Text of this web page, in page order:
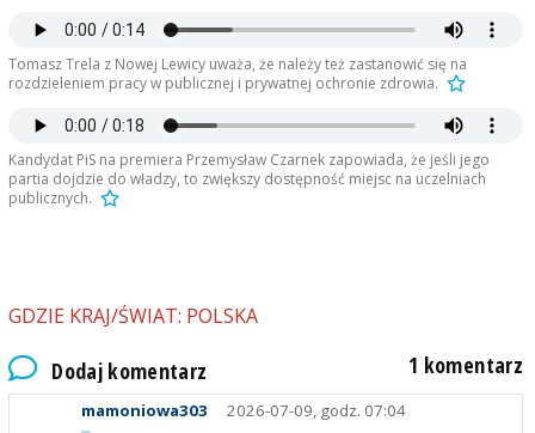
Tomasz Trela z Nowej Lewicy uważa, że należy też zastanowić się na
rozdzieleniem pracy w publicznej i prywatnej ochronie zdrowia.
Kandydat PiS na premiera Przemysław Czarnek zapowiada, że jeśli jego
partia dojdzie do władzy, to zwiększy dostępność miejsc na uczelniach
publicznych.
GDZIE KRAJ/ŚWIAT: POLSKA
Dodaj komentarz 1 komentarz
mamoniowa303 2026-07-09, godz. 07:04